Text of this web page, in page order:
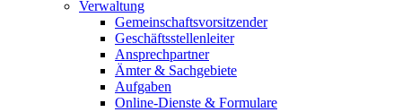
Verwaltung
Gemeinschaftsvorsitzender
Geschäftsstellenleiter
Ansprechpartner
Ämter & Sachgebiete
Aufgaben
Online-Dienste & Formulare